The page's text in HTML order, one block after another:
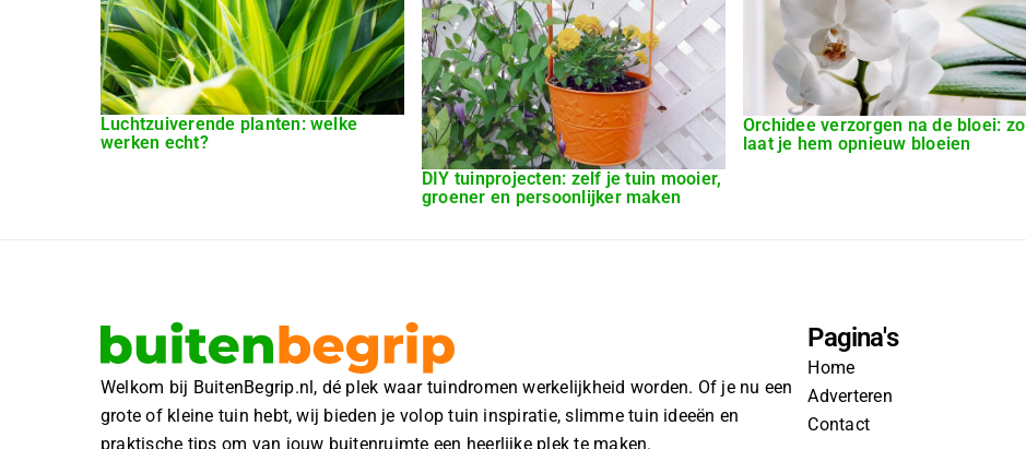
Luchtzuiverende planten: welke
werken echt?
DIY tuinprojecten: zelf je tuin mooier,
groener en persoonlijker maken
Orchidee verzorgen na de bloei: zo
laat je hem opnieuw bloeien
Welkom bij BuitenBegrip.nl, dé plek waar tuindromen werkelijkheid worden. Of je nu een
grote of kleine tuin hebt, wij bieden je volop tuin inspiratie, slimme tuin ideeën en
praktische tips om van jouw buitenruimte een heerlijke plek te maken.
Pagina's
Home
Adverteren
Contact